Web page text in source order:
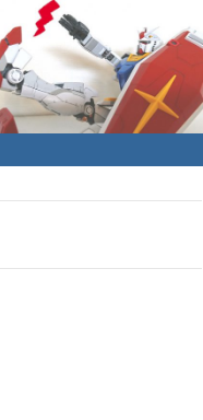
初に見るサイト
治療法